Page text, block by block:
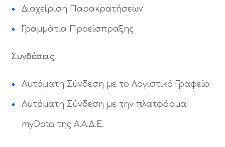
Διαχείριση Παρακρατήσεων
Γραμμάτια Προείσπραξης
Συνδέσεις
Αυτόματη Σύνδεση με το Λογιστικό Γραφείο
Αυτόματη Σύνδεση με την πλατφόρμα
myData της Α.Α.Δ.Ε.